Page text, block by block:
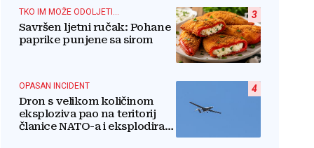
3
TKO IM MOŽE ODOLJETI...
Savršen ljetni ručak: Pohane
paprike punjene sa sirom
4
OPASAN INCIDENT
Dron s velikom količinom
eksploziva pao na teritorij
članice NATO-a i eksplodirao